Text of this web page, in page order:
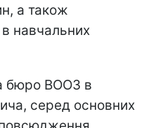
а також
навчальних
бюро ВООЗ в
серед основних